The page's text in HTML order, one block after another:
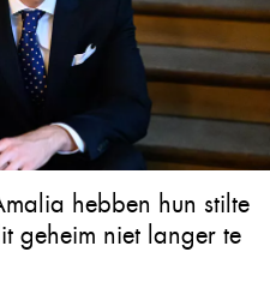
hebben hun stilte
geheim niet langer te